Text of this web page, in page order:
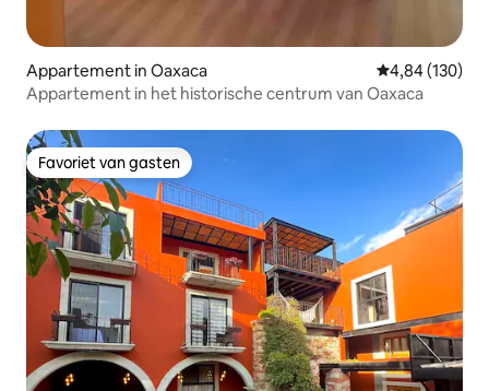
Appartement in Oaxaca Gemiddelde
4,84 (130)
Appartement in het historische centrum van Oaxaca
Favoriet van gasten
Favoriet van gasten